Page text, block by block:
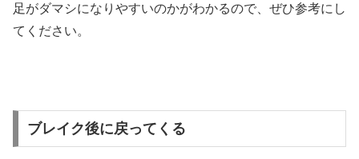
足がダマシになりやすいのかがわかるので、ぜひ参考にし
てください。
ブレイク後に戻ってくる